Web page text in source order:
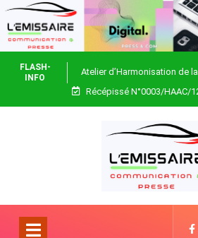
FLASH-
INFO
Atelier d’Harmonisation de
Récépissé N°0003/HAAC/